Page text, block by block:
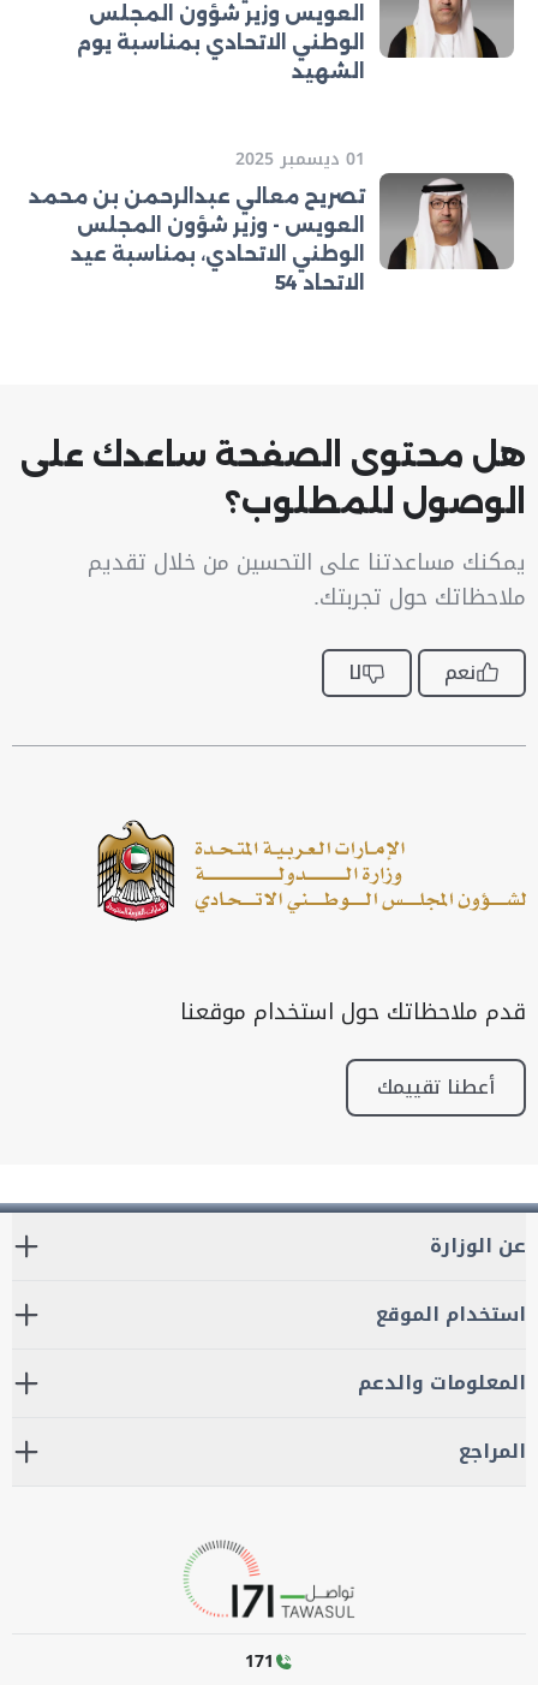
العويس وزير شؤون المجلس
الوطني الاتحادي بمناسبة يوم
الشهيد
01 ديسمبر 2025
تصريح معالي عبدالرحمن بن محمد
العويس - وزير شؤون المجلس
الوطني الاتحادي، بمناسبة عيد
الاتحاد 54
هل محتوى الصفحة ساعدك على
الوصول للمطلوب؟
يمكنك مساعدتنا على التحسين من خلال تقديم
ملاحظاتك حول تجربتك.
نعم لا
قدم ملاحظاتك حول استخدام موقعنا
أعطنا تقييمك
عن الوزارة
استخدام الموقع
المعلومات والدعم
المراجع
171